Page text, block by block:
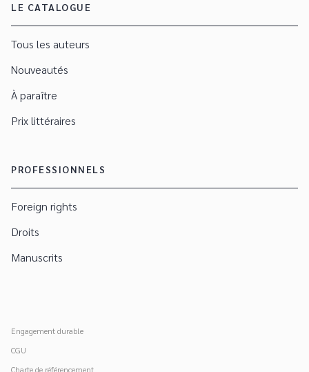
LE CATALOGUE
Tous les auteurs
Nouveautés
À paraître
Prix littéraires
PROFESSIONNELS
Foreign rights
Droits
Manuscrits
Engagement durable
CGU
Charte de référencement